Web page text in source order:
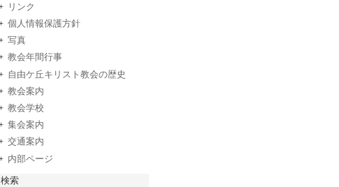
リンク
個人情報保護方針
写真
教会年間行事
自由ケ丘キリスト教会の歴史
教会案内
教会学校
集会案内
交通案内
内部ページ
検索